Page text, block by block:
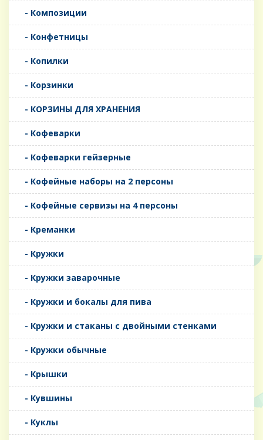
- Композиции
- Конфетницы
- Копилки
- Корзинки
- КОРЗИНЫ ДЛЯ ХРАНЕНИЯ
- Кофеварки
- Кофеварки гейзерные
- Кофейные наборы на 2 персоны
- Кофейные сервизы на 4 персоны
- Креманки
- Кружки
- Кружки заварочные
- Кружки и бокалы для пива
- Кружки и стаканы с двойными стенками
- Кружки обычные
- Крышки
- Кувшины
- Куклы